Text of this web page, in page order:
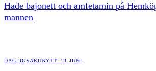
Hade bajonett och amfetamin på
mannen
DAGLIGVARUNYTT· 21 JUNI